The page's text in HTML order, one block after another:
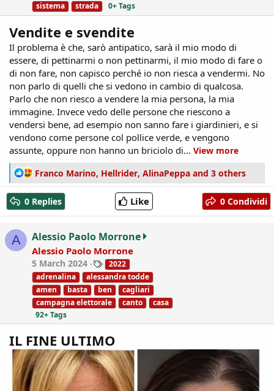
sistema
strada 0+ Tags
Vendite e svendite
Il problema è che, sarò antipatico, sarà il mio modo di
essere, di pettinarmi o non pettinarmi, il mio modo di fare o
di non fare, non capisco perché io non riesca a vendermi. No
non parlo di quelli che si vedono in cambio di qualcosa.
Parlo che non riesco a vendere la mia persona, la mia
immagine. Invece vedo delle persone che riescono a
vendersi bene, ad esempio non sanno fare i giardinieri, e si
vendono come persone col pollice verde, e vengono
assunte, oppure non hanno un briciolo di... View more
R
e
a
c
t
i
o
n
s
:
Franco Marino, Hellrider, AlinaPeppa and 3 others
0 Replies Like 0 Condividi
A Alessio Paolo Morrone
Alessio Paolo Morrone
5 March 2024
T
a
g
s
2022
adrenalina
alessandra todde
amen
basta ben
cagliari
campagna elettorale
canto
casa
92+ Tags
IL FINE ULTIMO